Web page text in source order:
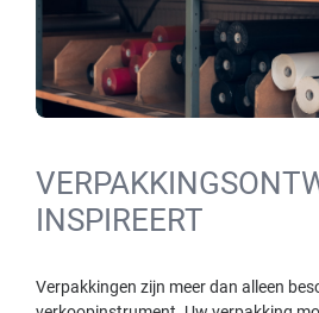
INSPIREERT
Verpakkingen zijn meer dan alleen